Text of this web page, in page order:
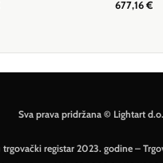
677,16 €
Sva prava pridržana © Lightart
trgovački registar 2023. godine –